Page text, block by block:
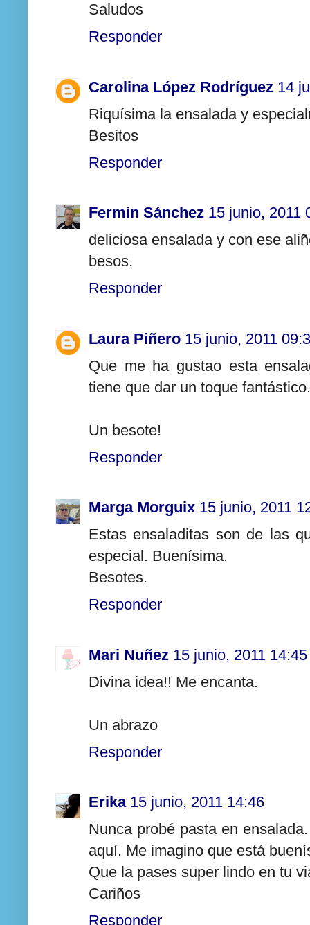
Saludos
Responder
Carolina López Rodríguez 14
Riquísima la ensalada y
Besitos
Responder
Fermin Sánchez 15 junio, 2011
deliciosa ensalada y con ese
besos.
Responder
Laura Piñero 15 junio, 2011
Que me ha gustao esta
tiene que dar un toque fantástico.
Un besote!
Responder
Marga Morguix 15 junio, 2011
Estas ensaladitas son de las
especial. Buenísima.
Besotes.
Responder
Mari Nuñez 15 junio, 2011 14:45
Divina idea!! Me encanta.
Un abrazo
Responder
Erika 15 junio, 2011 14:46
Nunca probé pasta en
aquí. Me imagino que está
Que la pases super lindo en tu
Cariños
Responder